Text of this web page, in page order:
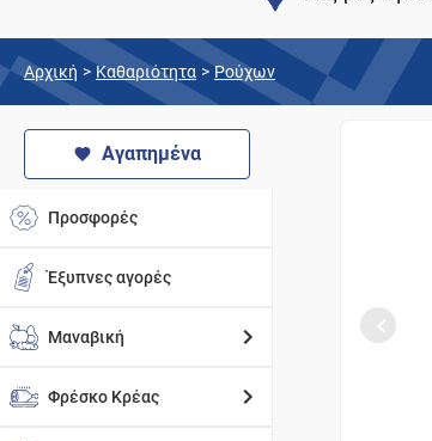
Αρχική > Καθαριότητα > Ρούχων
Αγαπημένα
Προσφορές
Έξυπνες αγορές
Μαναβική
Φρέσκο Κρέας